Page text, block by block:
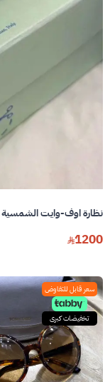
نظارة اوف-وايت الشمسية
1200
سعر قابل للتفاوض
تخفيضات كبرى